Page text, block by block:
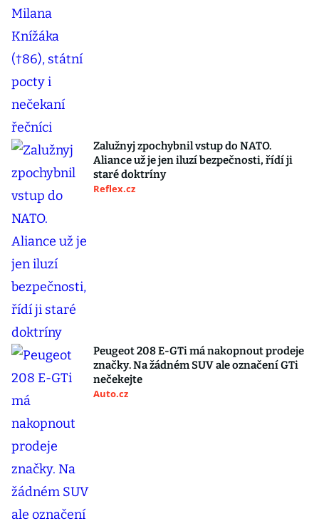
Zalužnyj zpochybnil vstup do NATO.
Aliance už je jen iluzí bezpečnosti, řídí ji
staré doktríny
Reflex.cz
Peugeot 208 E-GTi má nakopnout prodeje
značky. Na žádném SUV ale označení GTi
nečekejte
Auto.cz